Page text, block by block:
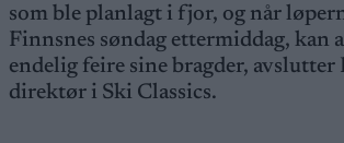
som ble planlagt i fjor, og når
Finnsnes søndag ettermiddag, kan
endelig feire sine bragder,
direktør i Ski Classics.